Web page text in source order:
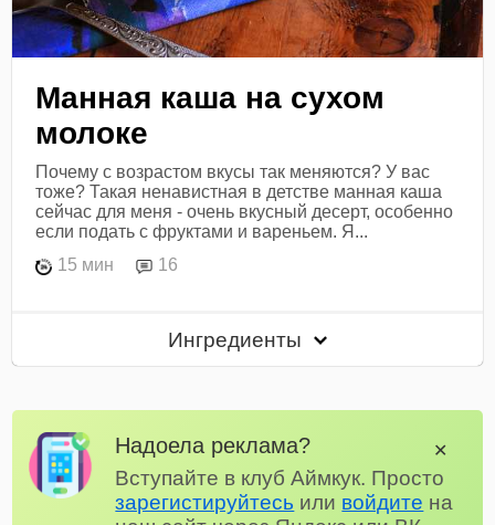
Манная каша на сухом
молоке
Почему с возрастом вкусы так меняются? У вас
тоже? Такая ненавистная в детстве манная каша
сейчас для меня - очень вкусный десерт, особенно
если подать с фруктами и вареньем. Я...
15 мин
16
Ингредиенты
Надоела реклама?
Вступайте в клуб Аймкук. Просто
зарегистируйтесь или войдите на
✕